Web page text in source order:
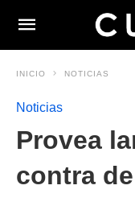
INICIO NOTICIAS
Noticias
Provea
contra